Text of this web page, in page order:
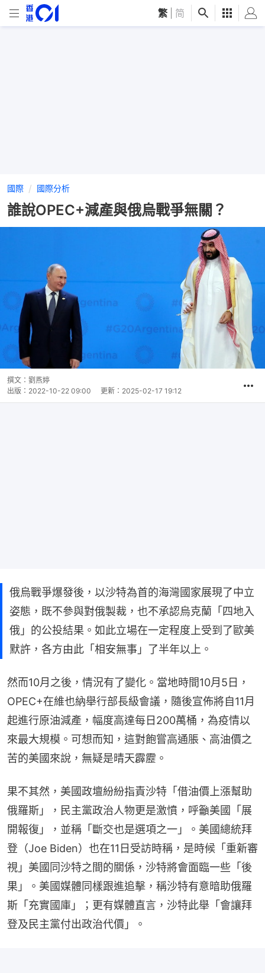
繁 简
國際 國際分析
誰說OPEC+減產與俄烏戰爭無關？
撰文： 劉燕婷
出版： 2022-10-22 09:00 更新： 2025-02-17 19:12
俄烏戰爭爆發後，以沙特為首的海灣國家展現了中立
姿態，既不參與對俄製裁，也不承認烏克蘭「四地入
俄」的公投結果。如此立場在一定程度上受到了歐美
默許，各方由此「相安無事」了半年以上。
然而10月之後，情況有了變化。當地時間10月5日，
OPEC+在維也納舉行部長級會議，隨後宣佈將自11月
起進行原油減產，幅度高達每日200萬桶，為疫情以
來最大規模。可想而知，這對飽嘗高通脹、高油價之
苦的美國來說，無疑是晴天霹靂。
果不其然，美國政壇紛紛指責沙特「借油價上漲幫助
俄羅斯」，民主黨政治人物更是激憤，呼籲美國「展
開報復」，並稱「斷交也是選項之一」。美國總統拜
登（Joe Biden）也在11日受訪時稱，是時候「重新審
視」美國同沙特之間的關係，沙特將會面臨一些「後
果」。美國媒體同樣跟進追擊，稱沙特有意暗助俄羅
斯「充實國庫」；更有媒體直言，沙特此舉「會讓拜
登及民主黨付出政治代價」。